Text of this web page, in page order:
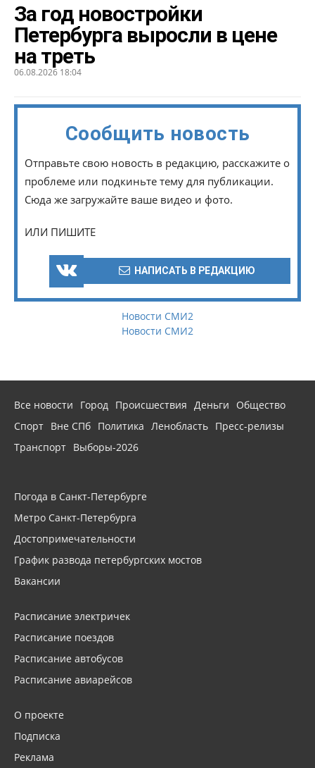
За год новостройки
Петербурга выросли в цене
на треть
06.08.2026 18:04
Сообщить новость
Отправьте свою новость в редакцию, расскажите о
проблеме или подкиньте тему для публикации.
Сюда же загружайте ваше видео и фото.
ИЛИ ПИШИТЕ
НАПИСАТЬ В РЕДАКЦИЮ
Новости СМИ2
Новости СМИ2
Все новости Город Происшествия Деньги
Общество
Спорт Вне СПб Политика Ленобласть Пресс-релизы
Транспорт Выборы-2026
Погода в Санкт-Петербурге
Метро Санкт-Петербурга
Достопримечательности
График развода петербургских мостов
Вакансии
Расписание электричек
Расписание поездов
Расписание автобусов
Расписание авиарейсов
О проекте
Подписка
Реклама